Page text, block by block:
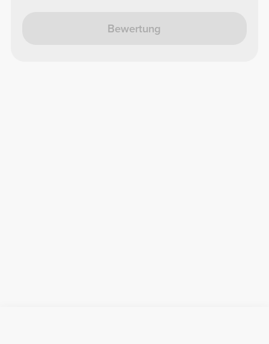
Bewertung